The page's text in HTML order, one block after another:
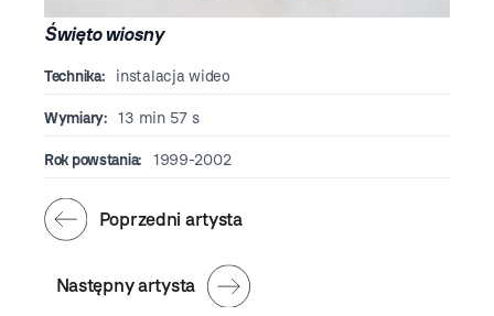
Święto wiosny
Technika: instalacja wideo
Wymiary: 13 min 57 s
Rok powstania: 1999-2002
Następny artysta
Poprzedni artysta